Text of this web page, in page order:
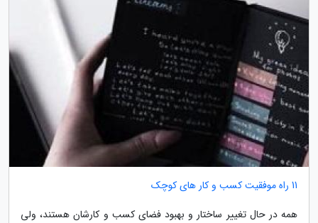
11 راه موفقیت کسب و کار های کوچک
همه در حال تغییر ساختار و بهبود فضای کسب و کارشان هستند، ولی